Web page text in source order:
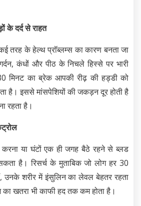
के दर्द से राहत
तरह के हेल्थ प्रॉब्लम्स का कारण बनता जा
कंधों और पीठ के निचले हिस्से पर भारी
मिनट का ब्रेक आपकी रीढ़ की हड्डी को
है। इससे मांसपेशियों की जकड़न दूर होती है
रहता है।
या घंटों एक ही जगह बैठे रहने से ब्लड
है। रिसर्च के मुताबिक जो लोग हर 30
उनके शरीर में इंसुलिन का लेवल बेहतर रहता
खतरा भी काफी हद तक कम होता है।